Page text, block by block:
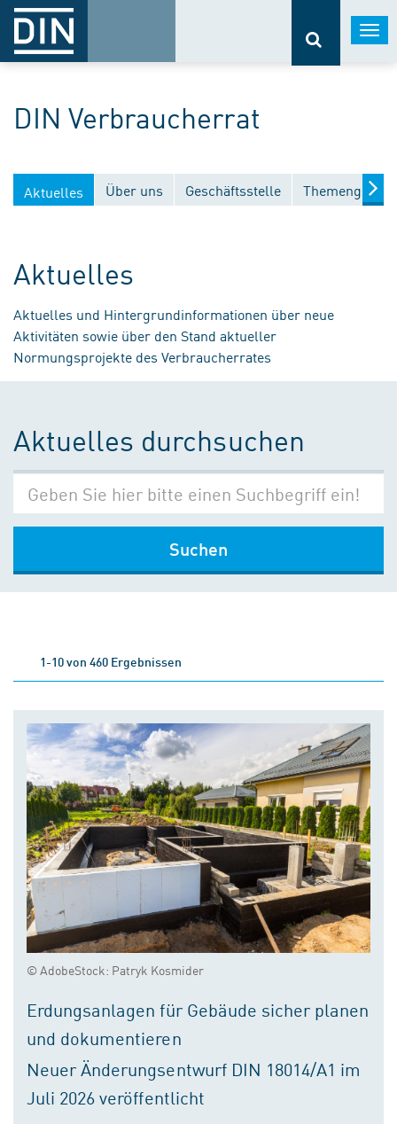
DIN Verbraucherrat
Aktuelles Über uns Geschäftsstelle
Aktuelles
Aktuelles und Hintergrundinformationen über neue
Aktivitäten sowie über den Stand aktueller
Normungsprojekte des Verbraucherrates
Aktuelles durchsuchen
Suchen
1-10 von 460 Ergebnissen
© AdobeStock: Patryk Kosmider
Erdungsanlagen für Gebäude sicher planen
und dokumentieren
Neuer Änderungsentwurf DIN 18014/A1 im
Juli 2026 veröffentlicht